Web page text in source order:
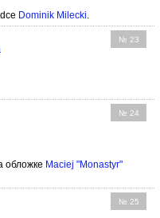
Dominik Milecki
№ 23
№ 24
обложке Maciej "Monastyr"
№ 25